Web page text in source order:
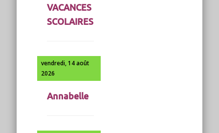
VACANCES
SCOLAIRES
vendredi, 14 août
2026
Annabelle